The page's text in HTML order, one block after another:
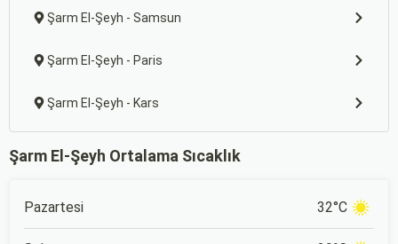
Şarm El-Şeyh - Samsun
Şarm El-Şeyh - Paris
Şarm El-Şeyh - Kars
Şarm El-Şeyh Ortalama Sıcaklık
Pazartesi 32°C